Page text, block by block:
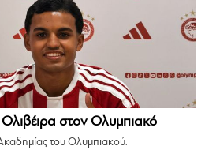
στον Ολυμπιακό
του Ολυμπιακού.